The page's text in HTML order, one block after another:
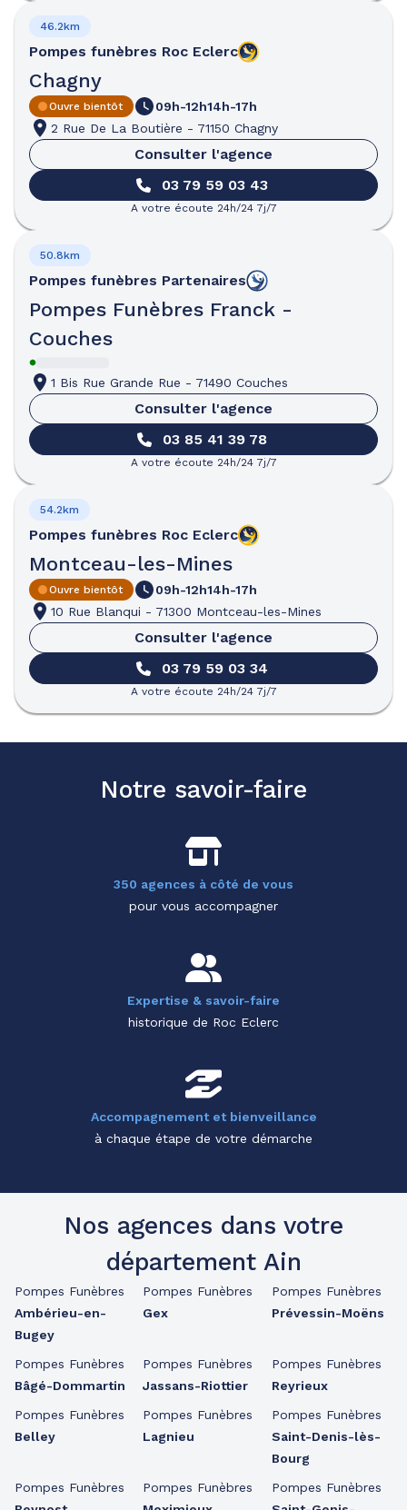
Pompes funèbres Roc Eclerc
Chagny
46.2km
Ouvre bientôt 09h-12h14h-17h
2 Rue De La Boutière - 71150 Chagny
Consulter l'agence
03 79 59 03 43
A votre écoute 24h/24 7j/7
Pompes funèbres Partenaires
Pompes Funèbres Franck -
Couches
50.8km
1 Bis Rue Grande Rue - 71490 Couches
Consulter l'agence
03 85 41 39 78
A votre écoute 24h/24 7j/7
Pompes funèbres Roc Eclerc
Montceau-les-Mines
54.2km
Ouvre bientôt 09h-12h14h-17h
10 Rue Blanqui - 71300 Montceau-les-Mines
Consulter l'agence
03 79 59 03 34
A votre écoute 24h/24 7j/7
Notre savoir-faire
350 agences à côté de vous
pour vous accompagner
Expertise & savoir-faire
historique de Roc Eclerc
Accompagnement et bienveillance
à chaque étape de votre démarche
Nos agences dans votre
département Ain
Pompes Funèbres
Ambérieu-en-
Bugey
Pompes Funèbres
Bâgé-Dommartin
Pompes Funèbres
Belley
Pompes Funèbres
Pompes Funèbres
Gex
Pompes Funèbres
Jassans-Riottier
Pompes Funèbres
Lagnieu
Pompes Funèbres
Pompes Funèbres
Prévessin-Moëns
Pompes Funèbres
Reyrieux
Pompes Funèbres
Saint-Denis-lès-
Bourg
Pompes Funèbres